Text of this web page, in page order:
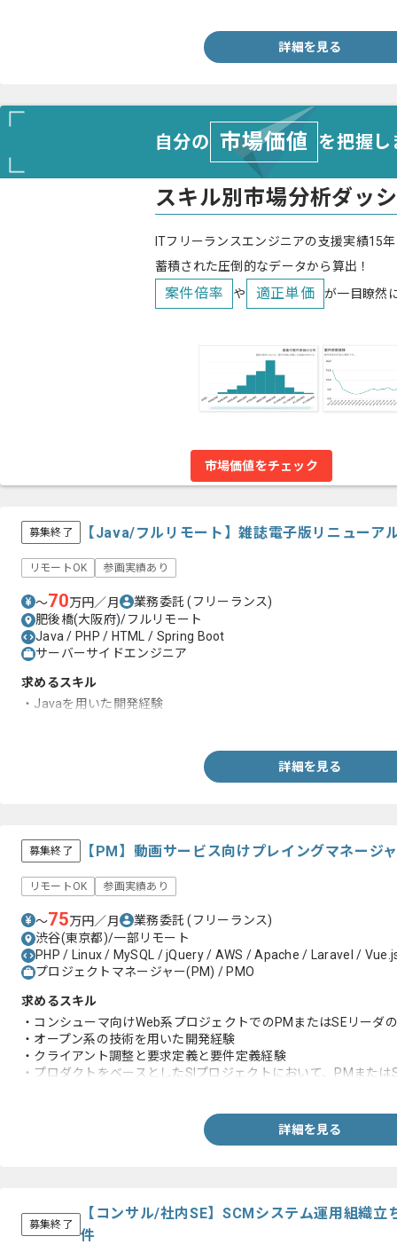
詳細を見る
自分の 市場価値 を把握
スキル別市場分析ダッ
ITフリーランスエンジニアの支援実績15
蓄積された圧倒的なデータから算出！
案件倍率 や 適正単価 が一目瞭然
市場価値をチェック
募集終了 【Java/フルリモート】雑誌電子版リニューア
リモートOK 参画実績あり
〜70万円／月 業務委託(フリーランス)
肥後橋(大阪府)/フルリモート
Java / PHP / HTML / Spring Boot
サーバーサイドエンジニア
求めるスキル
・Javaを用いた開発経験
詳細を見る
募集終了 【PM】動画サービス向けプレイングマネージ
リモートOK 参画実績あり
〜75万円／月 業務委託(フリーランス)
渋谷(東京都)/一部リモート
PHP / Linux / MySQL / jQuery / AWS / Apache / Laravel /
プロジェクトマネージャー(PM) / PMO
求めるスキル
・コンシューマ向けWeb系プロジェクトでのPMまたはSEリーダ
・オープン系の技術を用いた開発経験
・クライアント調整と要求定義と要件定義経験
・プロダクトをベースとしたSIプロジェクトにおいて、PMまた
詳細を見る
募集終了
【コンサル/社内SE】SCMシステム運用組織立
件